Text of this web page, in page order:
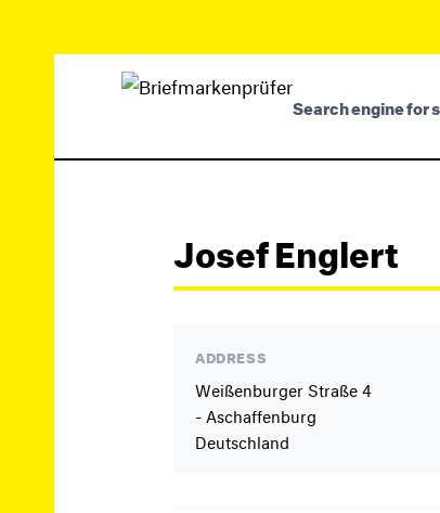
Search engine for
Josef Englert
ADDRESS
Weißenburger Straße 4
- Aschaffenburg
Deutschland